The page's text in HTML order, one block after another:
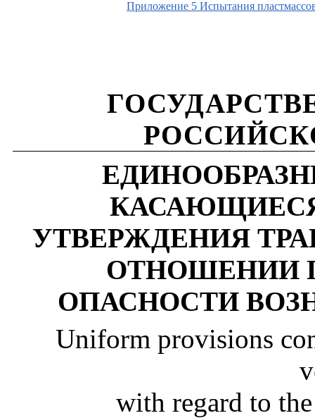
Приложение 5 Испытания
УТВЕРЖДЕНИЯ
ОТНОШЕНИИ
ОПАСНОСТИ
Uniform provisions
with regard to